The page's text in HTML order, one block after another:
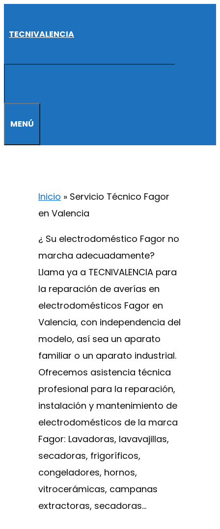
alTECNIVALENCIA
MENÚ
Inicio » Servicio Técnico Fagor
en Valencia
¿ Su electrodoméstico Fagor no
marcha adecuadamente?
Llama ya a TECNIVALENCIA para
la reparación de averías en
electrodomésticos Fagor en
Valencia, con independencia del
modelo, así sea un aparato
familiar o un aparato industrial.
Ofrecemos asistencia técnica
profesional para la reparación,
instalación y mantenimiento de
electrodomésticos de la marca
Fagor: Lavadoras, lavavajillas,
secadoras, frigoríficos,
congeladores, hornos,
vitrocerámicas, campanas
extractoras, secadoras…